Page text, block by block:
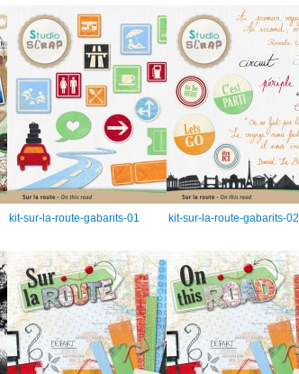
kit-sur-la-route-gabarits-01 kit-sur-la-route-gabarits-02